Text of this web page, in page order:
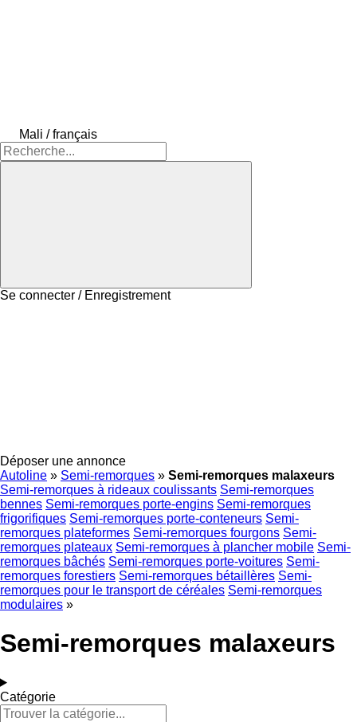
Mali / français
Se connecter / Enregistrement
Déposer une annonce
Autoline » Semi-remorques » Semi-remorques malaxeurs
Semi-remorques à rideaux coulissants Semi-remorques
bennes Semi-remorques porte-engins Semi-remorques
frigorifiques Semi-remorques porte-conteneurs Semi-
remorques plateformes Semi-remorques fourgons Semi-
remorques plateaux Semi-remorques à plancher mobile Semi-
remorques bâchés Semi-remorques porte-voitures Semi-
remorques forestiers Semi-remorques bétaillères Semi-
remorques pour le transport de céréales Semi-remorques
modulaires »
Semi-remorques malaxeurs
Catégorie